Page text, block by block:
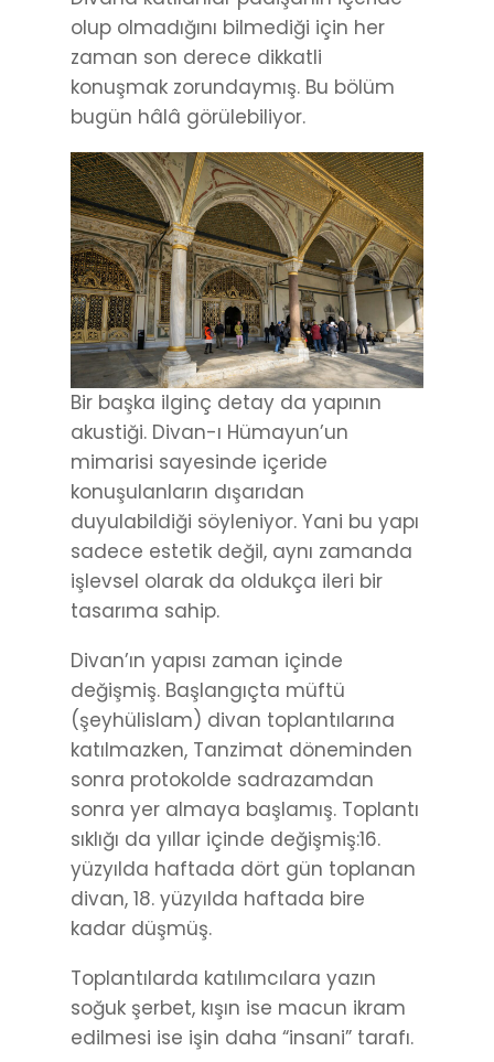
olup olmadığını bilmediği için her
zaman son derece dikkatli
konuşmak zorundaymış. Bu bölüm
bugün hâlâ görülebiliyor.
Bir başka ilginç detay da yapının
akustiği. Divan-ı Hümayun’un
mimarisi sayesinde içeride
konuşulanların dışarıdan
duyulabildiği söyleniyor. Yani bu yapı
sadece estetik değil, aynı zamanda
işlevsel olarak da oldukça ileri bir
tasarıma sahip.
Divan’ın yapısı zaman içinde
değişmiş. Başlangıçta müftü
(şeyhülislam) divan toplantılarına
katılmazken, Tanzimat döneminden
sonra protokolde sadrazamdan
sonra yer almaya başlamış. Toplantı
sıklığı da yıllar içinde değişmiş:16.
yüzyılda haftada dört gün toplanan
divan, 18. yüzyılda haftada bire
kadar düşmüş.
Toplantılarda katılımcılara yazın
soğuk şerbet, kışın ise macun ikram
edilmesi ise işin daha “insani” tarafı.